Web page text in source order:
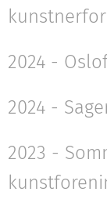
2024 -
2024 -
2023 -